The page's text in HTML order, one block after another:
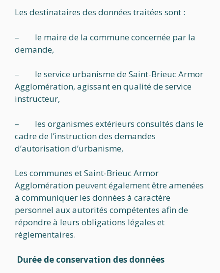
Les destinataires des données traitées sont :
– le maire de la commune concernée par la
demande,
– le service urbanisme de Saint-Brieuc Armor
Agglomération, agissant en qualité de service
instructeur,
– les organismes extérieurs consultés dans le
cadre de l’instruction des demandes
d’autorisation d’urbanisme,
Les communes et Saint-Brieuc Armor
Agglomération peuvent également être amenées
à communiquer les données à caractère
personnel aux autorités compétentes afin de
répondre à leurs obligations légales et
réglementaires.
Durée de conservation des données